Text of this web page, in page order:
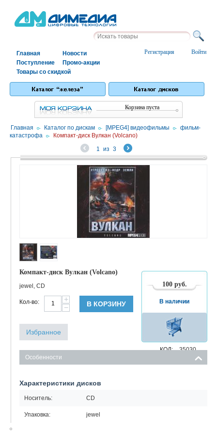
Войти
Регистрация
Главная
Новости
Поступление
Промо-акции
Товары со скидкой
Корзина пуста
Главная / Каталог по дискам / [MPEG4] видеофильмы /
фильм-
катастрофа / Компакт-диск Вулкан (Volcano)
1 из 3
Компакт-диск Вулкан (Volcano)
jewel, CD 100 руб.
КОД: 35030
В наличии
Кол-во:
+
−
В КОРЗИНУ
Избранное
Особенности
Характеристики дисков
Носитель: CD
Упаковка: jewel